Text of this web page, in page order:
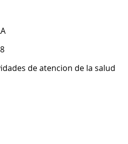
de atencion de la salud